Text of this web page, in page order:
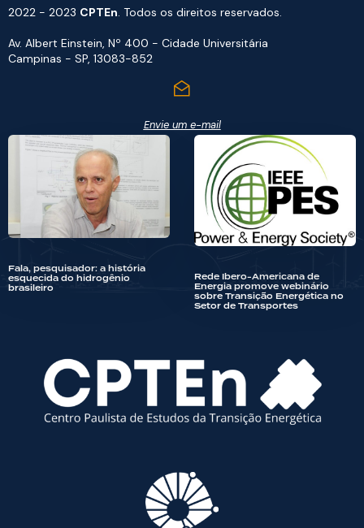
2022 - 2023 CPTEn . Todos os direitos reservados.
Av. Albert Einstein, Nº 400 - Cidade Universitária
Campinas - SP, 13083-852
Envie um e-mail
Fala, pesquisador: a história
esquecida do hidrogênio
brasileiro
Rede Ibero-Americana de
Energia promove webinário
sobre Transição Energética no
Setor de Transportes